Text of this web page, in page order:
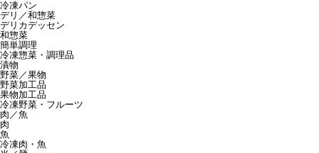
冷凍パン
デリ／和惣菜
デリカデッセン
和惣菜
簡単調理
冷凍惣菜・調理品
漬物
野菜／果物
野菜加工品
果物加工品
冷凍野菜・フルーツ
肉／魚
肉
魚
冷凍肉・魚